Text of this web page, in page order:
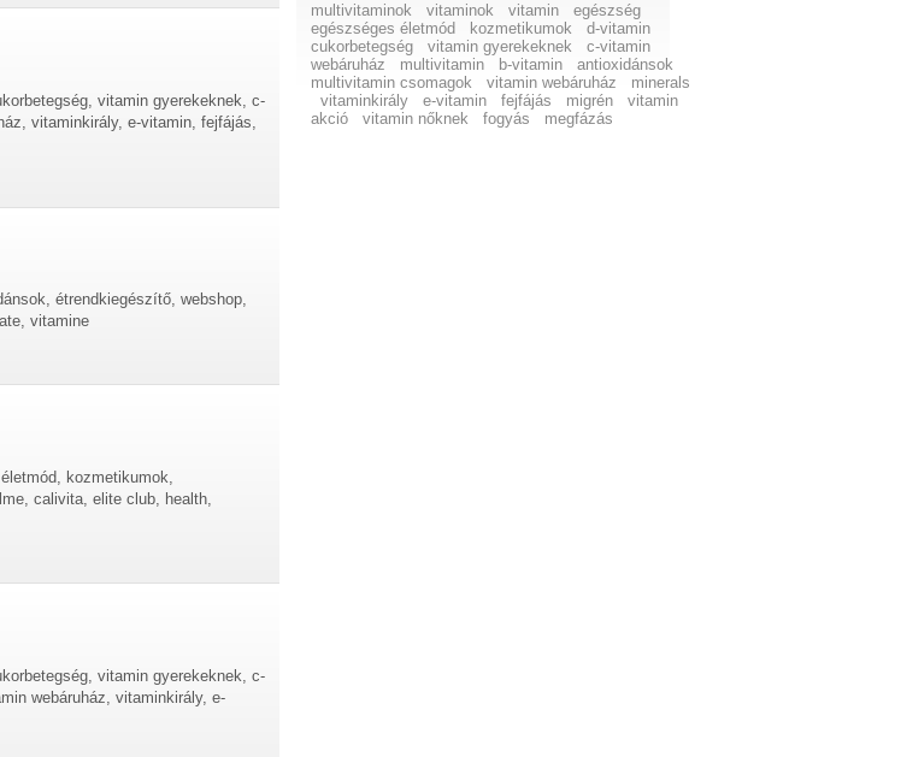
vitamin gyerekeknek, c-
vitaminkirály, e-vitamin, fejfájás,
étrendkiegészítő, webshop,
vitamine
kozmetikumok,
calivita, elite club, health,
vitamin gyerekeknek, c-
webáruház, vitaminkirály, e-
multivitaminok vitaminok vitamin
egészség
egészséges életmód
kozmetikumok
d-vitamin
cukorbetegség
vitamin gyerekeknek
c-vitamin
webáruház
multivitamin b-vitamin
antioxidánsok
multivitamin csomagok
vitamin webáruház
minerals
vitaminkirály
e-vitamin fejfájás migrén
vitamin
akció
vitamin nőknek fogyás megfázás